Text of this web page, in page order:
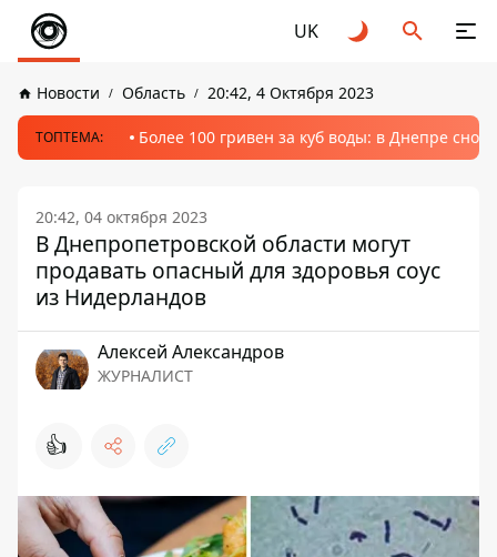
UK
Новости Область 20:42, 4 Октября 2023
ТОПТЕМА: Более 100 гривен за куб воды: в Днепре
20:42, 04 октября 2023
В Днепропетровской области могут
продавать опасный для здоровья соус
из Нидерландов
Алексей Александров
ЖУРНАЛИСТ
👍